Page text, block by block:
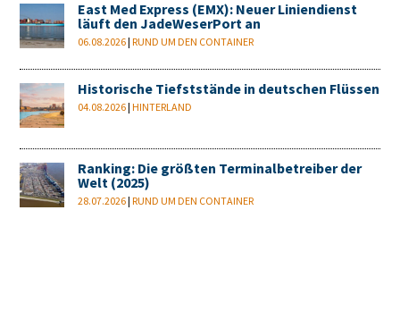
East Med Express (EMX): Neuer Liniendienst
läuft den JadeWeserPort an
06.08.2026|RUND UM DEN CONTAINER
Historische Tiefststände in deutschen Flüssen
04.08.2026|HINTERLAND
Ranking: Die größten Terminalbetreiber der
Welt (2025)
28.07.2026|RUND UM DEN CONTAINER